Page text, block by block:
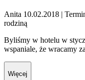
Anita 10.02.2018 |
rodziną
Byliśmy w hotelu w
wspaniale, że wracamy
Więcej